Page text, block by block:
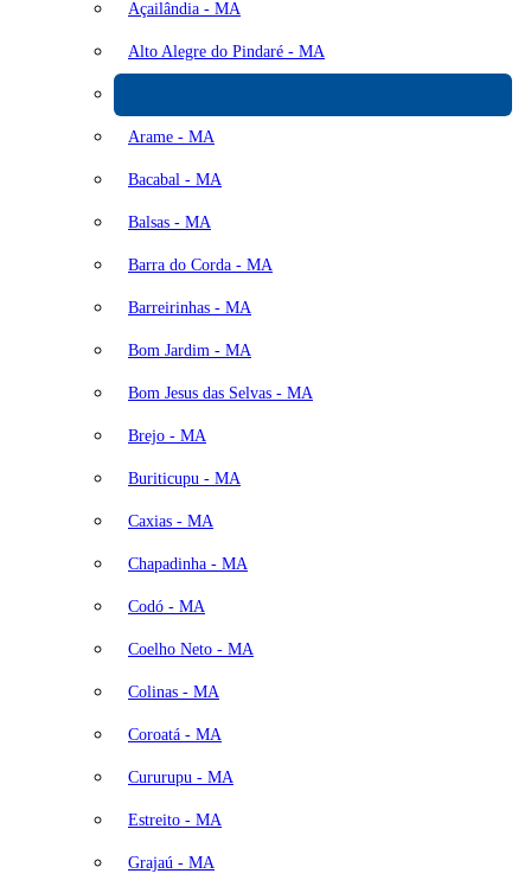
Açailândia - MA
Alto Alegre do Pindaré - MA
Arame - MA
Bacabal - MA
Balsas - MA
Barra do Corda - MA
Barreirinhas - MA
Bom Jardim - MA
Bom Jesus das Selvas - MA
Brejo - MA
Buriticupu - MA
Caxias - MA
Chapadinha - MA
Codó - MA
Coelho Neto - MA
Colinas - MA
Coroatá - MA
Cururupu - MA
Estreito - MA
Grajaú - MA